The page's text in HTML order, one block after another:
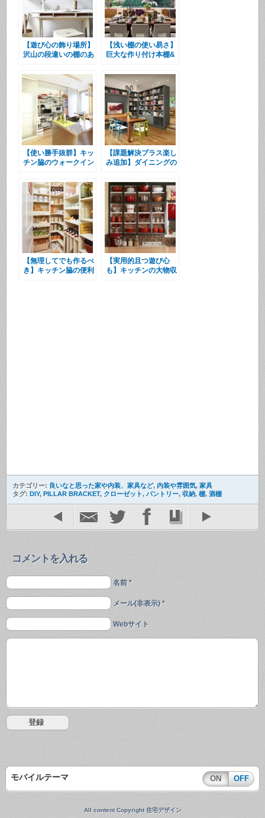
【遊び心の飾り場所】
沢山の段違いの棚のあ
【浅い棚の使い易さ】
巨大な作り付け本棚&
【使い勝手抜群】キッ
チン脇のウォークイン
【課題解決プラス楽し
み追加】ダイニングの
棚
【無理してでも作るべ
き】キッチン脇の便利
【実用的且つ遊び心
も】キッチンの大物収
カテゴリー: 良いなと思った家や内装、家具など, 内装や雰囲気, 家具
タグ: DIY, PILLAR BRACKET, クローゼット, パントリー, 収納, 棚, 酒棚
コメントを入れる
名前 *
メール(非表示) *
Webサイト
モバイルテーマ ON OFF
All content Copyright 住宅デザイン